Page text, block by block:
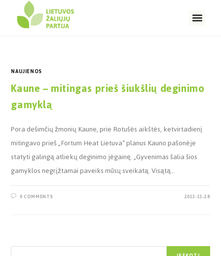
NAUJIENOS
Kaune – mitingas prieš šiukšlių deginimo
gamyklą
Pora dešimčių žmonių Kaune, prie Rotušės aikštės, ketvirtadienį
mitingavo prieš „Fortum Heat Lietuva“ planus Kauno pašonėje
statyti galingą atliekų deginimo jėgainę. „Gyvenimas šalia šios
gamyklos negrįžtamai paveiks mūsų sveikatą. Visątą…
0 COMMENTS 2013-11-28